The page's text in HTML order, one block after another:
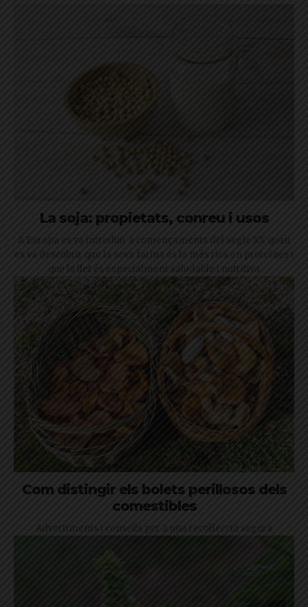
La soja: propietats, conreu i usos
A Europa es va introduir a començaments del segle XX quan
es va descobrir que la seva farina és la més rica en proteïnes i
que la llet és especialment saludable i nutritiva
Com distingir els bolets perillosos dels
comestibles
Advertiments i consells per a una recol·lecció segura